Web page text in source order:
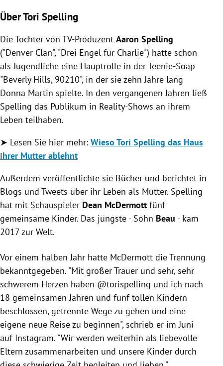
Über Tori Spelling
Die Tochter von TV-Produzent Aaron Spelling
("Denver Clan", "Drei Engel für Charlie") hatte schon
als Jugendliche eine Hauptrolle in der Teenie-Soap
"Beverly Hills, 90210", in der sie zehn Jahre lang
Donna Martin spielte. In den vergangenen Jahren ließ
Spelling das Publikum in Reality-Shows an ihrem
Leben teilhaben.
➤ Lesen Sie hier mehr: Wieso Tori Spelling das Haus
ihrer Mutter ablehnt
Außerdem veröffentlichte sie Bücher und berichtet in
Blogs und Tweets über ihr Leben als Mutter. Spelling
hat mit Schauspieler Dean McDermott fünf
gemeinsame Kinder. Das jüngste - Sohn Beau - kam
2017 zur Welt.
Vor einem halben Jahr hatte McDermott die Trennung
bekanntgegeben. "Mit großer Trauer und sehr, sehr
schwerem Herzen haben @torispelling und ich nach
18 gemeinsamen Jahren und fünf tollen Kindern
beschlossen, getrennte Wege zu gehen und eine
eigene neue Reise zu beginnen", schrieb er im Juni
auf Instagram. "Wir werden weiterhin als liebevolle
Eltern zusammenarbeiten und unsere Kinder durch